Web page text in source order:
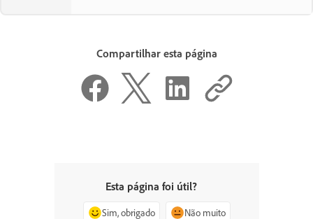
Compartilhar esta página
Esta página foi útil?
Sim, obrigado Não muito